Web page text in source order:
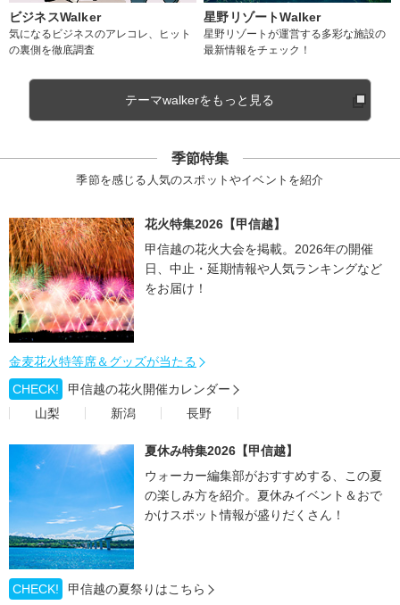
ビジネスWalker
気になるビジネスのアレコレ、ヒット
の裏側を徹底調査
星野リゾートWalker
星野リゾートが運営する多彩な施設の
最新情報をチェック！
テーマwalkerをもっと見る
季節特集
季節を感じる人気のスポットやイベントを紹介
花火特集2026【甲信越】
甲信越の花火大会を掲載。2026年の開催
日、中止・延期情報や人気ランキングなど
をお届け！
金麦花火特等席＆グッズが当たる
CHECK!
甲信越の花火開催カレンダー
山梨
新潟 長野
夏休み特集2026【甲信越】
ウォーカー編集部がおすすめする、この夏
の楽しみ方を紹介。夏休みイベント＆おで
かけスポット情報が盛りだくさん！
CHECK!
甲信越の夏祭りはこちら